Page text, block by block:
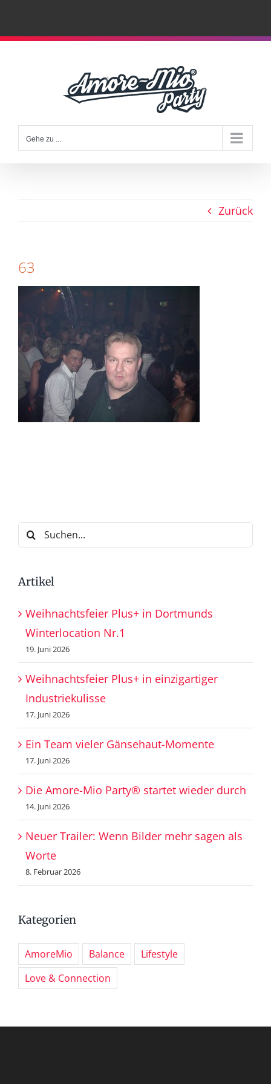
Zum
Gehe zu ...
Zurück
63
Suche
nach:
Artikel
Weihnachtsfeier Plus+ in Dortmunds
Winterlocation Nr.1
19. Juni 2026
Weihnachtsfeier Plus+ in einzigartiger
Industriekulisse
17. Juni 2026
Ein Team vieler Gänsehaut-Momente
17. Juni 2026
Die Amore-Mio Party® startet wieder durch
14. Juni 2026
Neuer Trailer: Wenn Bilder mehr sagen als
Worte
8. Februar 2026
Kategorien
AmoreMio Balance
Lifestyle
Love & Connection